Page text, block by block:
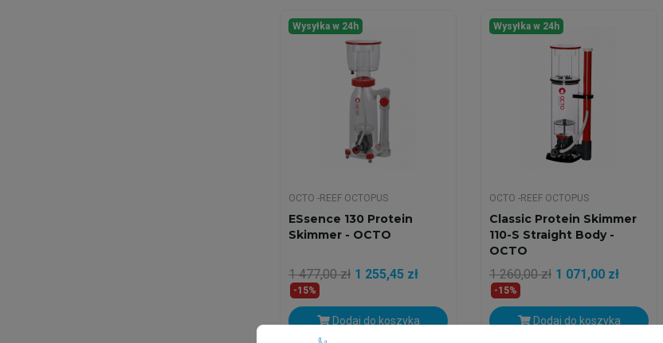
Wysyłka w 24h
OCTO -REEF OCTOPUS
ESsence 130 Protein
Skimmer - OCTO
1 477,00 zł 1 255,45 zł
-15%
Dodaj do koszyka
Wysyłka w 24h
OCTO -REEF OCTOPUS
Classic Protein Skimmer
110-S Straight Body -
OCTO
1 260,00 zł 1 071,00 zł
-15%
Dodaj do koszyka